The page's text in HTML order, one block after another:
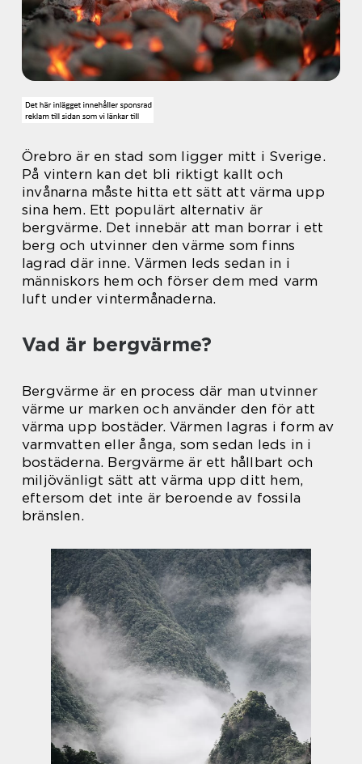
Örebro är en stad som ligger mitt i Sverige.
På vintern kan det bli riktigt kallt och
invånarna måste hitta ett sätt att värma upp
sina hem. Ett populärt alternativ är
bergvärme. Det innebär att man borrar i ett
berg och utvinner den värme som finns
lagrad där inne. Värmen leds sedan in i
människors hem och förser dem med varm
luft under vintermånaderna.
Vad är bergvärme?
Bergvärme är en process där man utvinner
värme ur marken och använder den för att
värma upp bostäder. Värmen lagras i form av
varmvatten eller ånga, som sedan leds in i
bostäderna. Bergvärme är ett hållbart och
miljövänligt sätt att värma upp ditt hem,
eftersom det inte är beroende av fossila
bränslen.